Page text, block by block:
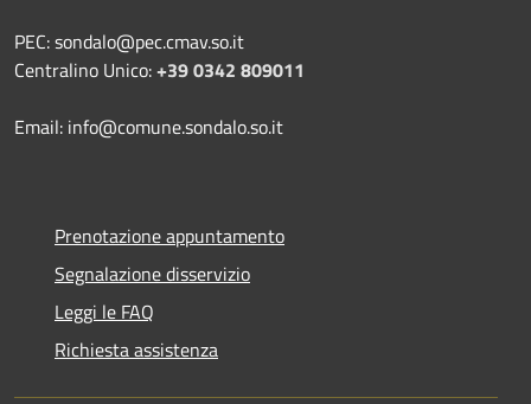
PEC: sondalo@pec.cmav.so.it
Centralino Unico:+39 0342 809011
Email: info@comune.sondalo.so.it
Prenotazione appuntamento
Segnalazione disservizio
Leggi le FAQ
Richiesta assistenza